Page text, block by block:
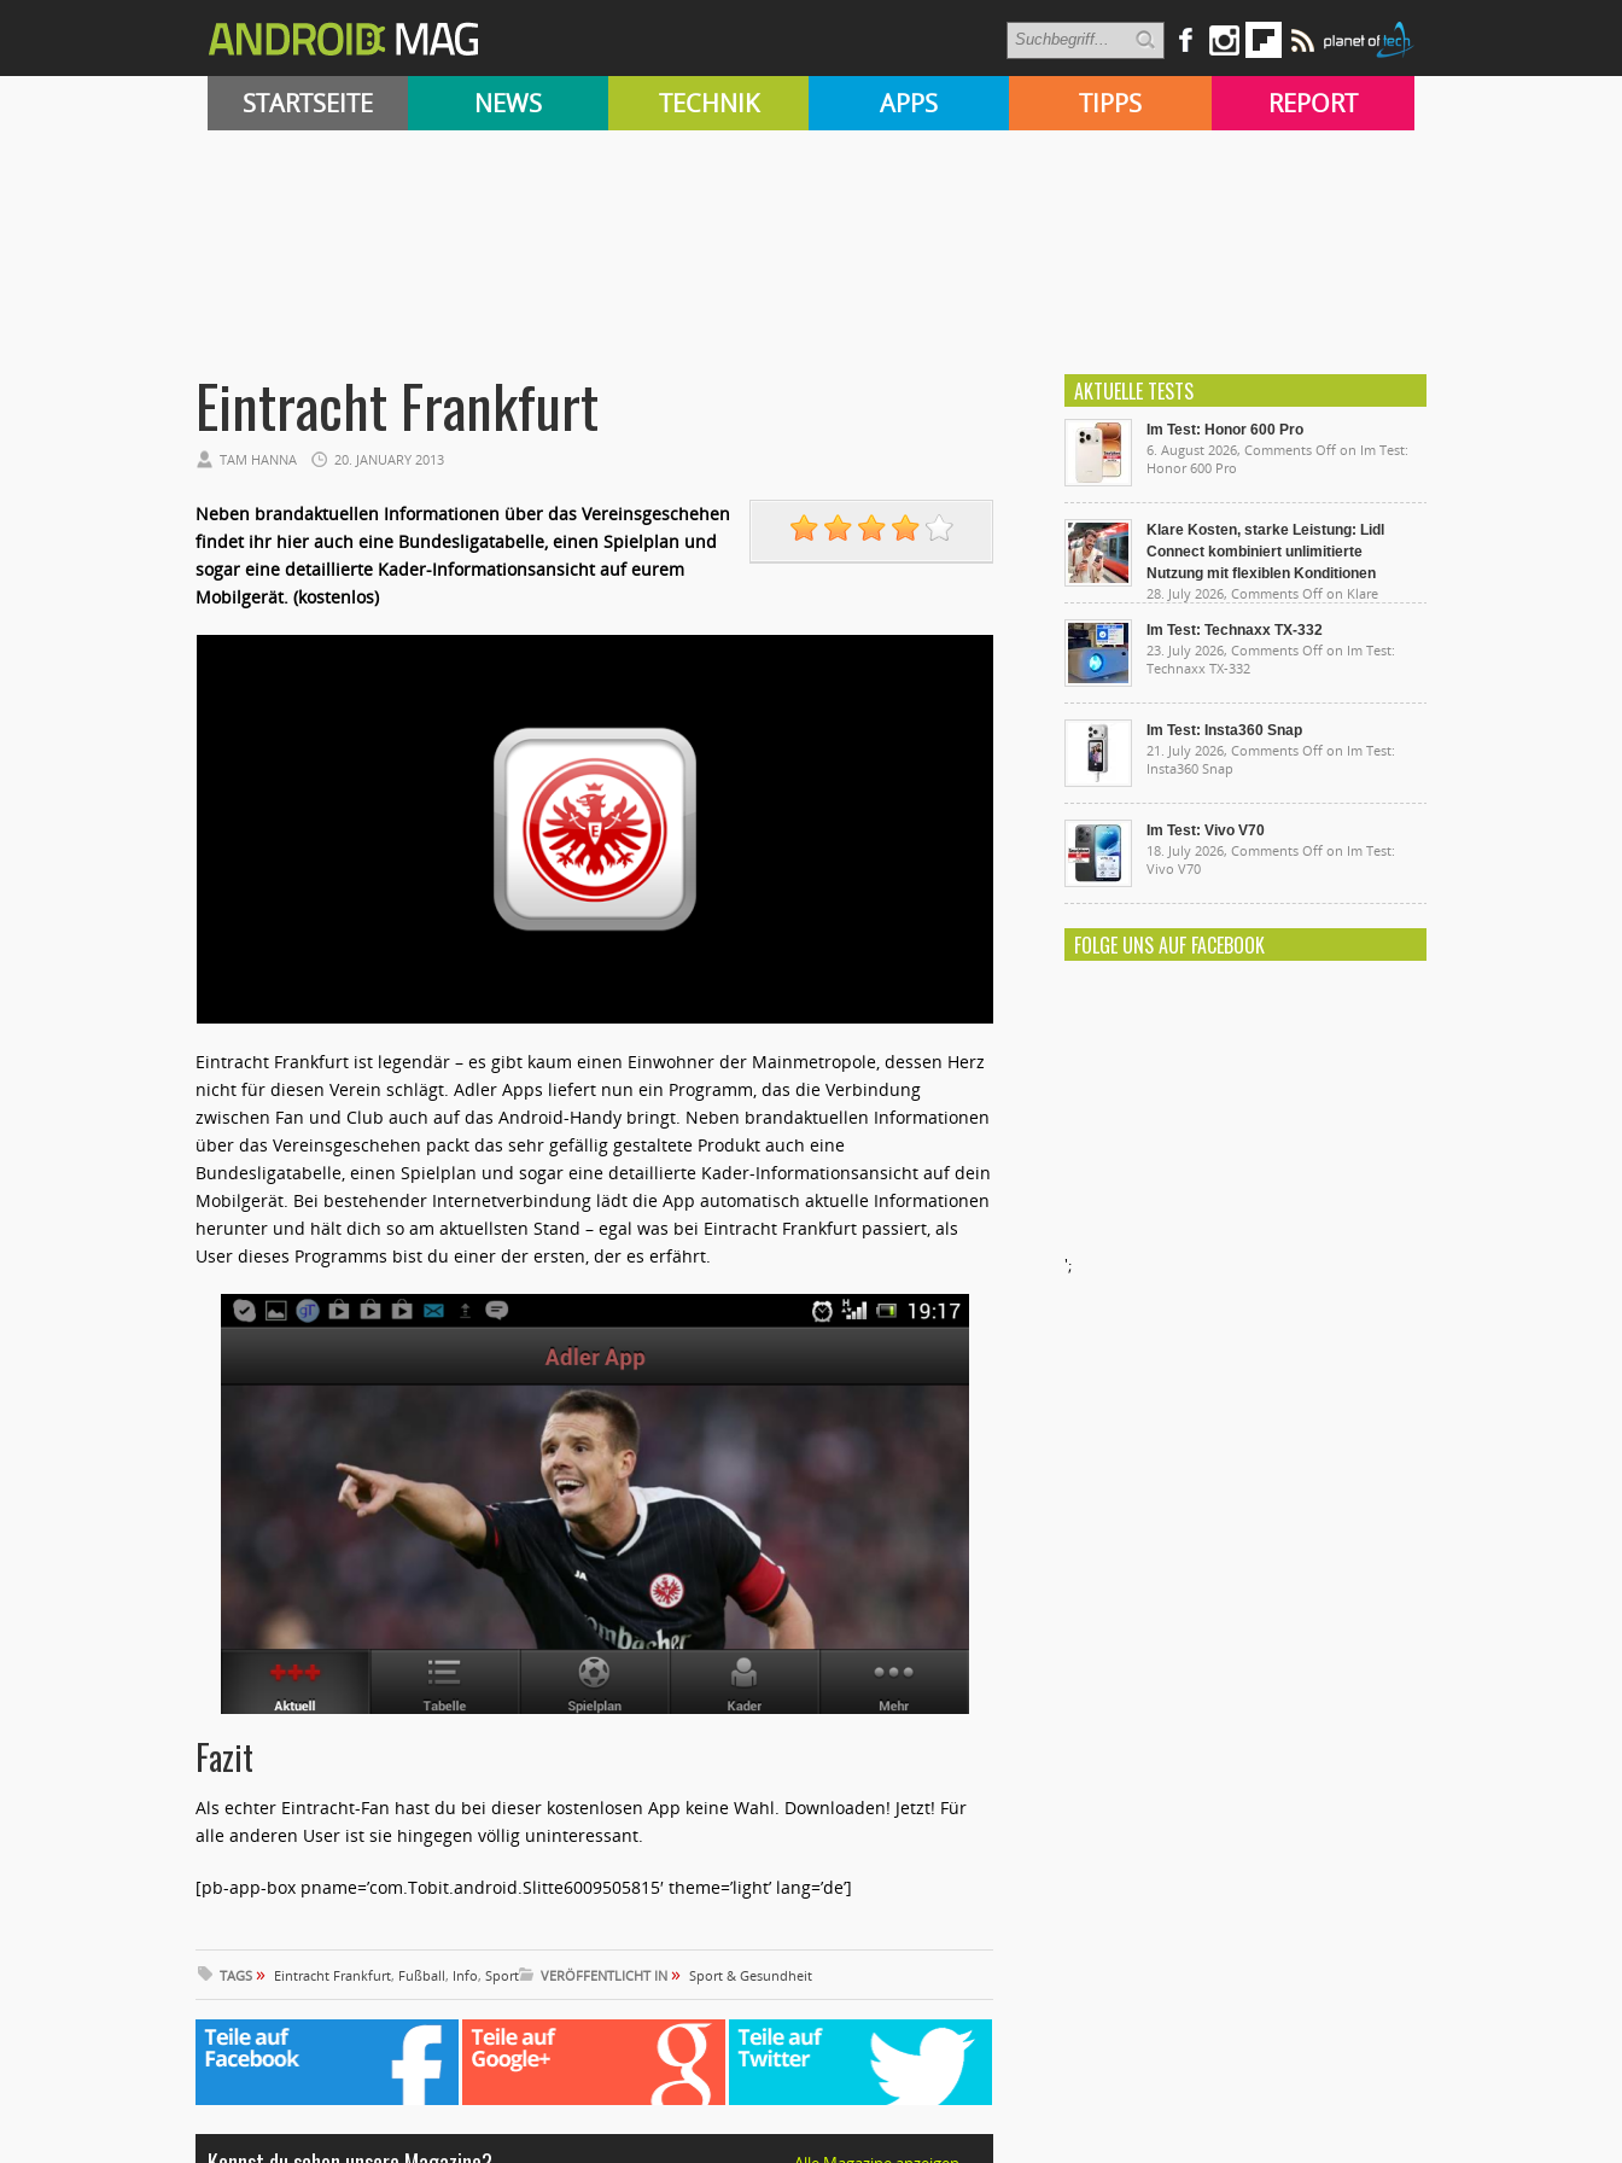
STARTSEITE NEWS TECHNIK APPS TIPPS REPORT
Eintracht Frankfurt
TAM HANNA 20. JANUARY 2013
Neben brandaktuellen Informationen über das Vereinsgeschehen
findet ihr hier auch eine Bundesligatabelle, einen Spielplan und
sogar eine detaillierte Kader-Informationsansicht auf eurem
Mobilgerät. (kostenlos)
Eintracht Frankfurt ist legendär – es gibt kaum einen Einwohner der Mainmetropole, dessen Herz
nicht für diesen Verein schlägt. Adler Apps liefert nun ein Programm, das die Verbindung
zwischen Fan und Club auch auf das Android-Handy bringt. Neben brandaktuellen Informationen
über das Vereinsgeschehen packt das sehr gefällig gestaltete Produkt auch eine
Bundesligatabelle, einen Spielplan und sogar eine detaillierte Kader-Informationsansicht auf dein
Mobilgerät. Bei bestehender Internetverbindung lädt die App automatisch aktuelle Informationen
herunter und hält dich so am aktuellsten Stand – egal was bei Eintracht Frankfurt passiert, als
User dieses Programms bist du einer der ersten, der es erfährt.
Fazit
Als echter Eintracht-Fan hast du bei dieser kostenlosen App keine Wahl. Downloaden! Jetzt! Für
alle anderen User ist sie hingegen völlig uninteressant.
[pb-app-box pname=’com.Tobit.android.Slitte6009505815′ theme=’light’ lang=’de’]
TAGS » Eintracht Frankfurt, Fußball, Info, Sport VERÖFFENTLICHT IN » Sport & Gesundheit
AKTUELLE TESTS
Im Test: Honor 600 Pro
6. August 2026, Comments Off on Im Test:
Honor 600 Pro
Klare Kosten, starke Leistung: Lidl
Connect kombiniert unlimitierte
Nutzung mit flexiblen Konditionen
28. July 2026, Comments Off on Klare
unlimitierte Nutzung mit flexiblen Konditionen
Im Test: Technaxx TX-332
23. July 2026, Comments Off on Im Test:
Technaxx TX-332
Im Test: Insta360 Snap
21. July 2026, Comments Off on Im Test:
Insta360 Snap
Im Test: Vivo V70
18. July 2026, Comments Off on Im Test:
Vivo V70
FOLGE UNS AUF FACEBOOK
';